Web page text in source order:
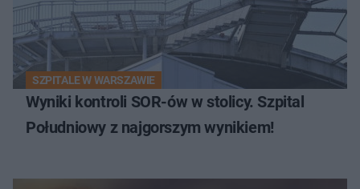
SZPITALE W WARSZAWIE
Wyniki kontroli SOR-ów w stolicy. Szpital
Południowy z najgorszym wynikiem!